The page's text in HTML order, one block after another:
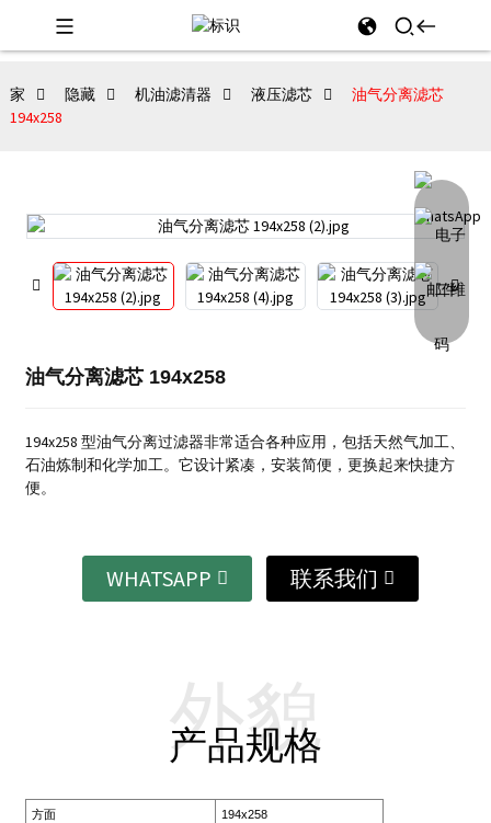
家 隐藏 机油滤清器 液压滤芯
油气分离滤芯
194x258
油气分离滤芯 194x258
194x258 型油气分离过滤器非常适合各种应用，包括天然气加工、
石油炼制和化学加工。 它设计紧凑，安装简便，更换起来快捷方
便。
WHATSAPP 联系我们
产品规格
外貌
方面 194x258